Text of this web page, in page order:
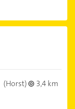
(Horst)
3,4 km